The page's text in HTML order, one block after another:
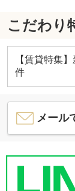
こだわり
【賃貸特集
件
メール